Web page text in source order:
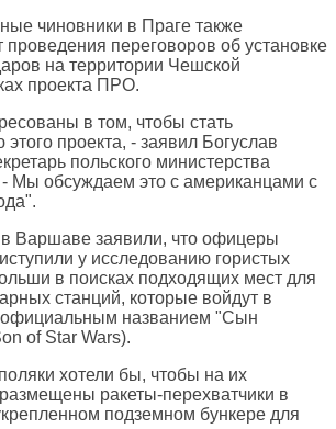
чиновники в Праге также
проведения переговоров об установке
на территории Чешской
проекта ПРО.
в том, чтобы стать
этого проекта, - заявил Богуслав
польского министерства
- Мы обсуждаем это с американцами с
в Варшаве заявили, что офицеры
у исследованию гористых
в поисках подходящих мест для
станций, которые войдут в
названием "Сын
of Star Wars).
хотели бы, чтобы на их
ракеты-перехватчики в
подземном бункере для